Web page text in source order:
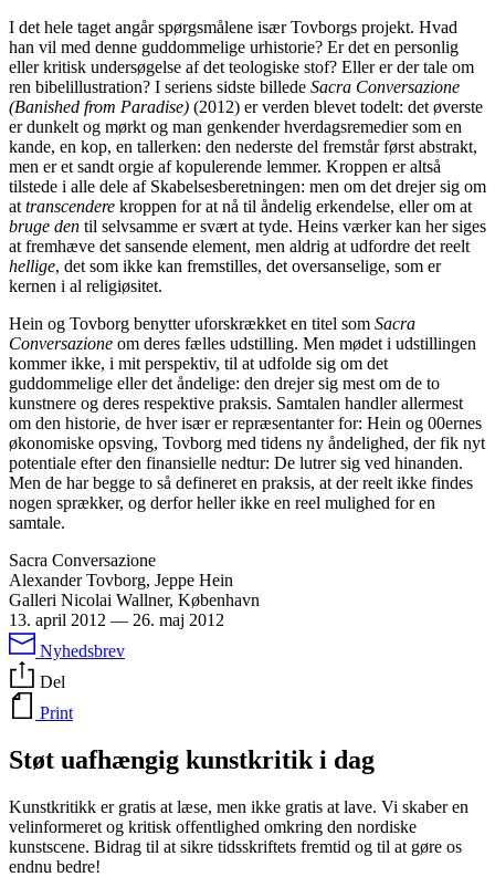
I det hele taget angår spørgsmålene især Tovborgs projekt. Hvad
han vil med denne guddommelige urhistorie? Er det en personlig
eller kritisk undersøgelse af det teologiske stof? Eller er der tale om
ren bibelillustration? I seriens sidste billede Sacra Conversazione
(Banished from Paradise) (2012) er verden blevet todelt: det øverste
er dunkelt og mørkt og man genkender hverdagsremedier som en
kande, en kop, en tallerken: den nederste del fremstår først abstrakt,
men er et sandt orgie af kopulerende lemmer. Kroppen er altså
tilstede i alle dele af Skabelsesberetningen: men om det drejer sig om
at transcendere kroppen for at nå til åndelig erkendelse, eller om at
bruge den til selvsamme er svært at tyde. Heins værker kan her siges
at fremhæve det sansende element, men aldrig at udfordre det reelt
hellige, det som ikke kan fremstilles, det oversanselige, som er
kernen i al religiøsitet.
Hein og Tovborg benytter uforskrækket en titel som Sacra
Conversazione om deres fælles udstilling. Men mødet i udstillingen
kommer ikke, i mit perspektiv, til at udfolde sig om det
guddommelige eller det åndelige: den drejer sig mest om de to
kunstnere og deres respektive praksis. Samtalen handler allermest
om den historie, de hver især er repræsentanter for: Hein og 00ernes
økonomiske opsving, Tovborg med tidens ny åndelighed, der fik nyt
potentiale efter den finansielle nedtur: De lutrer sig ved hinanden.
Men de har begge to så defineret en praksis, at der reelt ikke findes
nogen sprækker, og derfor heller ikke en reel mulighed for en
samtale.
Sacra Conversazione
Alexander Tovborg, Jeppe Hein
Galleri Nicolai Wallner, København
13. april 2012 — 26. maj 2012
Nyhedsbrev
Del
Print
Støt uafhængig kunstkritik i dag
Kunstkritikk er gratis at læse, men ikke gratis at lave. Vi skaber en
velinformeret og kritisk offentlighed omkring den nordiske
kunstscene. Bidrag til at sikre tidsskriftets fremtid og til at gøre os
endnu bedre!